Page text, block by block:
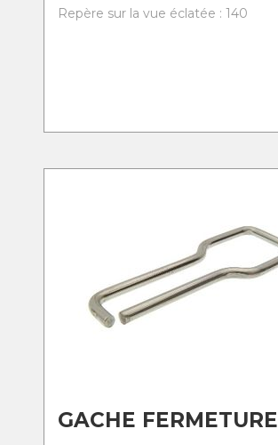
Repère sur la vue éclatée : 140
GACHE FERMETURE